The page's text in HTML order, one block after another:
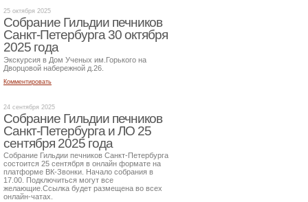
25 октября 2025
Собрание Гильдии печников
Санкт-Петербурга 30 октября
2025 года
Экскурсия в Дом Ученых им.Горького на
Дворцовой набережной д.26.
Комментировать
24 сентября 2025
Собрание Гильдии печников
Санкт-Петербурга и ЛО 25
сентября 2025 года
Собрание Гильдии печников Санкт-Петербурга
состоится 25 сентября в онлайн формате на
платформе ВК-Звонки. Начало собрания в
17.00. Подключиться могут все
желающие.Ссылка будет размещена во всех
онлайн-чатах.